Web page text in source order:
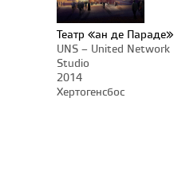
Театр «ан де Параде»
UNS – United Network
Studio
2014
Хертогенсбос